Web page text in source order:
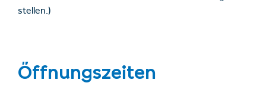
stellen.)
Öffnungszeiten